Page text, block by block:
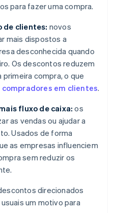
para fazer uma compra.
de clientes: novos
mais dispostos a
desconhecida quando
Os descontos reduzem
compra, o que
em clientes.
fluxo de caixa: os
as vendas ou ajudar a
Usados de forma
as empresas influenciem
sem reduzir os
direcionados
um motivo para